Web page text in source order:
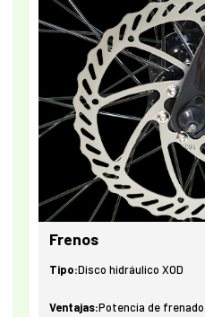
Frenos
Tipo:Disco hidráulico XOD
Ventajas:Potencia de